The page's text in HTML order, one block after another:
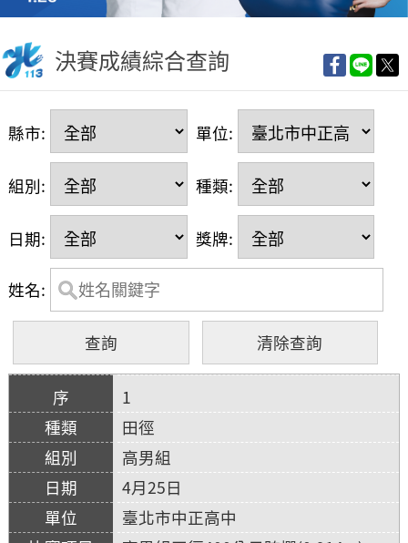
決賽成績綜合查詢
縣市: 單位:
組別: 種類:
日期: 獎牌:
姓名:
1
田徑
高男組
4月25日
臺北市中正高中